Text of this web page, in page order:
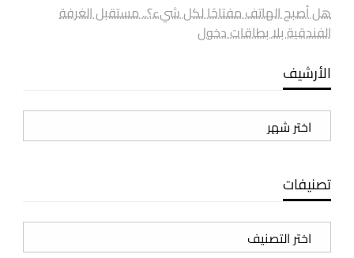
هل أصبح الهاتف مفتاحًا لكل شيء؟.. مستقبل الغرفة
الفندقية بلا بطاقات دخول
الأرشيف
الأرشيف
تصنيفات
تصنيفات